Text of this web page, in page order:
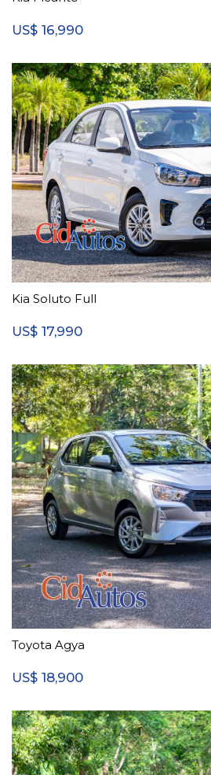
US$ 16,990
Kia Soluto Full
US$ 17,990
Toyota Agya
US$ 18,900